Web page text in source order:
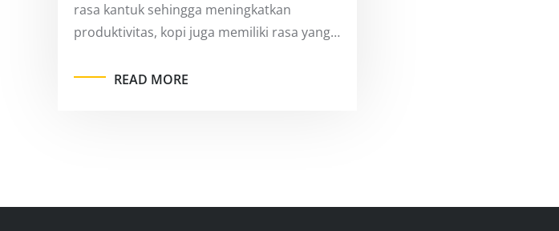
rasa kantuk sehingga meningkatkan
produktivitas, kopi juga memiliki rasa yang…
READ MORE